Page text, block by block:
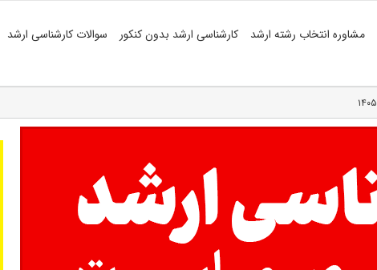
مشاوره انتخاب رشته ارشد کارشناسی ارشد بدون کنکور سوالات کارشناسی ارشد